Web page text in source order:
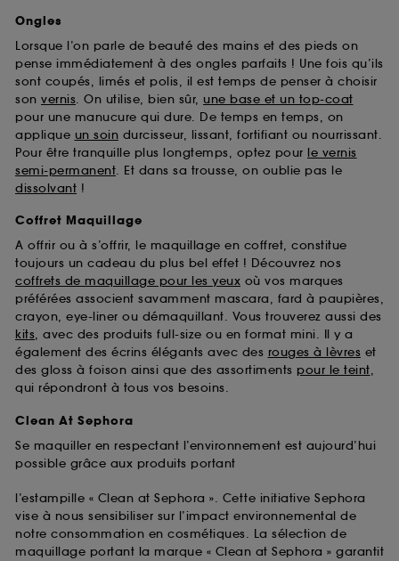
Ongles
Lorsque l’on parle de beauté des mains et des pieds on
pense immédiatement à des ongles parfaits ! Une fois qu’ils
sont coupés, limés et polis, il est temps de penser à choisir
son vernis. On utilise, bien sûr, une base et un top-coat
pour une manucure qui dure. De temps en temps, on
applique un soin durcisseur, lissant, fortifiant ou nourrissant.
Pour être tranquille plus longtemps, optez pour le vernis
semi-permanent. Et dans sa trousse, on oublie pas le
dissolvant !
Coffret Maquillage
A offrir ou à s’offrir, le maquillage en coffret, constitue
toujours un cadeau du plus bel effet ! Découvrez nos
coffrets de maquillage pour les yeux où vos marques
préférées associent savamment mascara, fard à paupières,
crayon, eye-liner ou démaquillant. Vous trouverez aussi des
kits, avec des produits full-size ou en format mini. Il y a
également des écrins élégants avec des rouges à lèvres et
des gloss à foison ainsi que des assortiments pour le teint,
qui répondront à tous vos besoins.
Clean At Sephora
Se maquiller en respectant l’environnement est aujourd’hui
possible grâce aux produits portant
l’estampille « Clean at Sephora ». Cette initiative Sephora
vise à nous sensibiliser sur l’impact environnemental de
notre consommation en cosmétiques. La sélection de
maquillage portant la marque « Clean at Sephora » garantit
utilisés,